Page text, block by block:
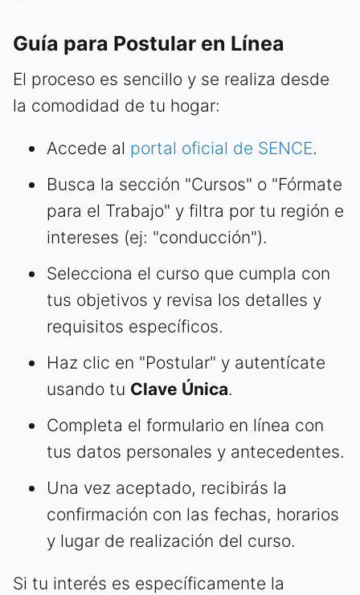
Guía para Postular en Línea
El proceso es sencillo y se realiza desde
la comodidad de tu hogar:
Accede al portal oficial de SENCE.
Busca la sección "Cursos" o "Fórmate
para el Trabajo" y filtra por tu región e
intereses (ej: "conducción").
Selecciona el curso que cumpla con
tus objetivos y revisa los detalles y
requisitos específicos.
Haz clic en "Postular" y autentícate
usando tu Clave Única.
Completa el formulario en línea con
tus datos personales y antecedentes.
Una vez aceptado, recibirás la
confirmación con las fechas, horarios
y lugar de realización del curso.
Si tu interés es específicamente la